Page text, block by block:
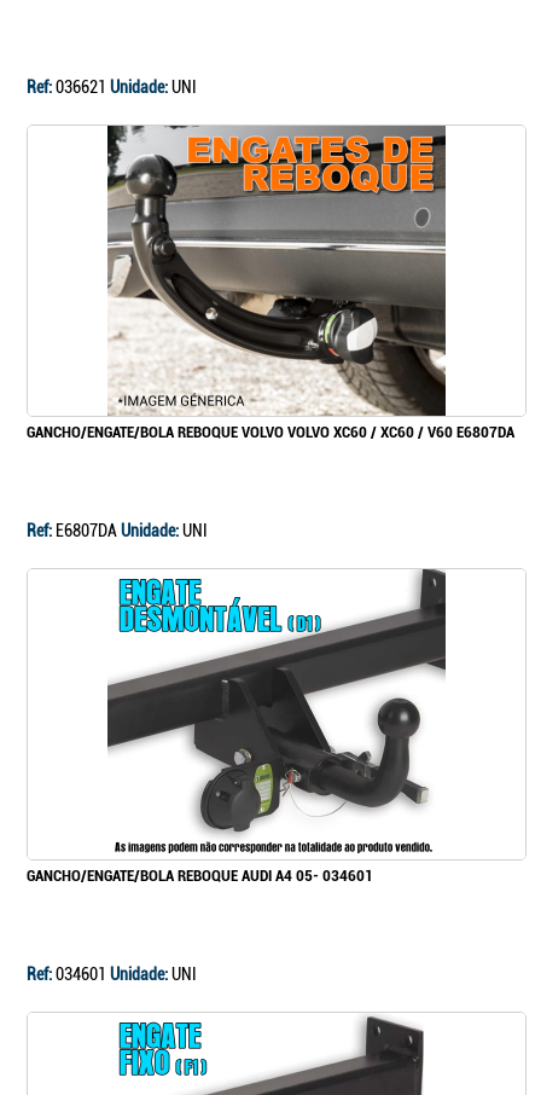
Ref:036621 Unidade:UNI
GANCHO/ENGATE/BOLA REBOQUE VOLVO VOLVO XC60 / XC60 / V60 E6807DA
Ref: E6807DAUnidade:UNI
GANCHO/ENGATE/BOLA REBOQUE AUDI A4 05- 034601
Ref:034601 Unidade:UNI
Continuar a comprar